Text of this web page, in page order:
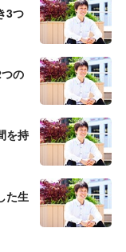
3つ
の
を持
た生